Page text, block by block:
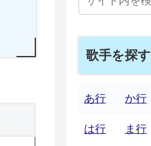
歌手を探す
あ行 か行
は行 ま行